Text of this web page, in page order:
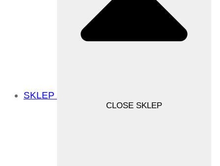
SKLEP
CLOSE SKLEP